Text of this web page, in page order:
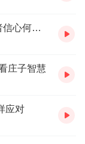
【10.18日评】股市是信心的晴雨，投资者信心何在？
庄子智慧
应对